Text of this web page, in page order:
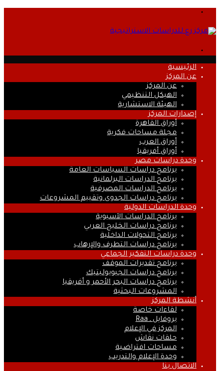
الرئيسية
عن المركز
عن المركز
الهيكل التنظيمي
الهيئة الاستشارية
إصدارات المركز
أوراق القاهرة
مجلة مساحات فكرية
أوراق العرب
أوراق أفريقيا
وحدة دراسات مصر
برنامج دراسات السياسات العامة
برنامج الدراسات البرلمانية
برنامج الدراسات المصرفية
برنامج دراسات الجدوى وتقييم المشروعات
وحدة الدراسات الدولية
برنامج الدراسات الآسيوية
برنامج دراسات الخليج العربي
برنامج التحولات الداخلية
برنامج دراسات التطرف والإرهاب
وحدة دراسات التفكير الجماعي
برنامج تقديرات الموقف
برنامج دراسات الجيوبوليتيك
برنامج دراسات البحر الأحمر و أفريقيا
المشروعات البحثية
أنشطة المركز
لقاءات خاصة
بروفايل ـ Raa
المركز في الإعلام
حلقات نقاش
مساحات افتراضية
وحدة الإعلام والتدريب
الاتصال بنا